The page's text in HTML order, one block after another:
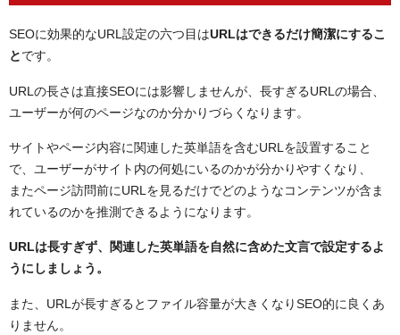
SEOに効果的なURL設定の六つ目はURLはできるだけ簡潔にするこ
とです。
URLの長さは直接SEOには影響しませんが、長すぎるURLの場合、
ユーザーが何のページなのか分かりづらくなります。
サイトやページ内容に関連した英単語を含むURLを設置すること
で、ユーザーがサイト内の何処にいるのかが分かりやすくなり、
またページ訪問前にURLを見るだけでどのようなコンテンツが含ま
れているのかを推測できるようになります。
URLは長すぎず、関連した英単語を自然に含めた文言で設定するよ
うにしましょう。
また、URLが長すぎるとファイル容量が大きくなりSEO的に良くあ
りません。